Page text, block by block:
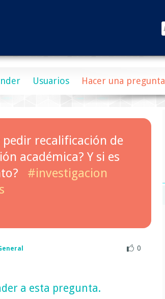
Usuarios Hacer una pregunta
pedir recalificación de
académica? Y si es
#investigacion
0
a esta pregunta.